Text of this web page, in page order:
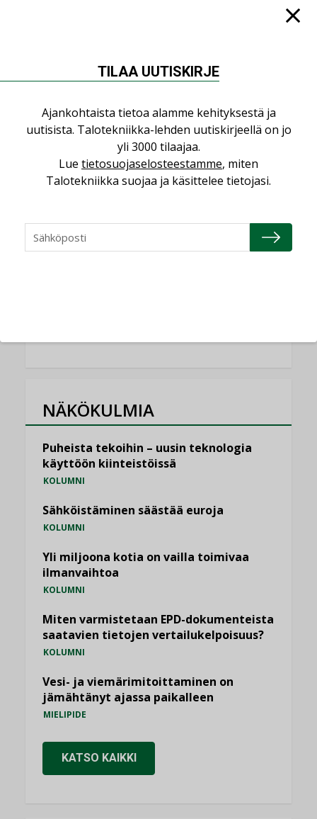
saman katon alle”
Sähköistyminen kasvaa voimakkaasti:
”Tulevat kilpailuedut syntyvät, kun
erilliset teknologiat tuodaan yhteen”
AJANKOHTAISTA,TILAAJILLE
Kaivamattomat menetelmät
NÄKÖKULMIA
Puheista tekoihin – uusin teknologia
käyttöön kiinteistöissä
KOLUMNI
Sähköistäminen säästää euroja
KOLUMNI
Yli miljoona kotia on vailla toimivaa
ilmanvaihtoa
KOLUMNI
Miten varmistetaan EPD-dokumenteista
saatavien tietojen vertailukelpoisuus?
KOLUMNI
Vesi- ja viemärimitoittaminen on
jämähtänyt ajassa paikalleen
MIELIPIDE
KATSO KAIKKI
TILAA UUTISKIRJE
Ajankohtaista tietoa alamme kehityksestä ja
uutisista. Talotekniikka-lehden uutiskirjeellä on jo
yli 3000 tilaajaa.
Lue tietosuojaselosteestamme, miten
Talotekniikka suojaa ja käsittelee tietojasi.